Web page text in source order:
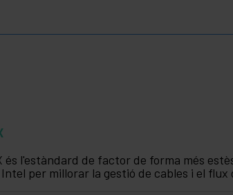
és l'estàndard de factor de forma més
per millorar la gestió de cables i el flux